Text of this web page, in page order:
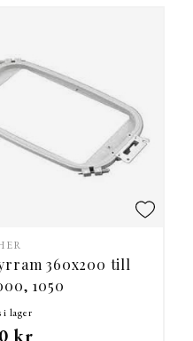
360x200 till
1050
i lager
kr